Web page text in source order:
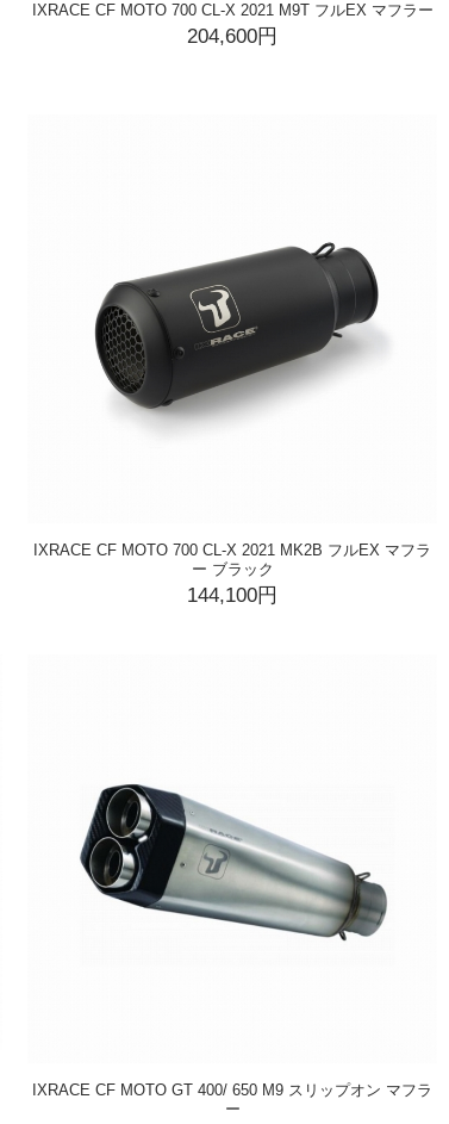
IXRACE CF MOTO 700 CL-X 2021 M9T フルEX マフラー
204,600円
IXRACE CF MOTO 700 CL-X 2021 MK2B フルEX マフラ
ー ブラック
144,100円
IXRACE CF MOTO GT 400/ 650 M9 スリップオン マフラ
ー